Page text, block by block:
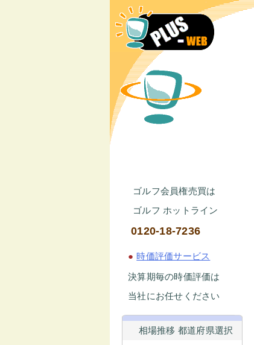
ゴルフ会員権売買は
ゴルフ ホットライン
0120-18-7236
● 時価評価サービス
決算期毎の時価評価は
当社にお任せください
相場推移 都道府県選択